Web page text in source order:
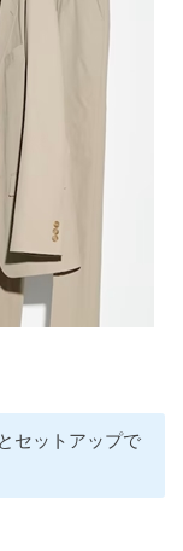
セットアップで